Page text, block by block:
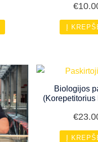
€
Į
Biologijos
(Korepetitorius
€
Į